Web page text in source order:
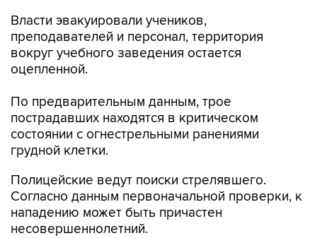
Власти эвакуировали учеников,
преподавателей и персонал, территория
вокруг учебного заведения остается
оцепленной.
По предварительным данным, трое
пострадавших находятся в критическом
состоянии с огнестрельными ранениями
грудной клетки.
Полицейские ведут поиски стрелявшего.
Согласно данным первоначальной проверки, к
нападению может быть причастен
несовершеннолетний.